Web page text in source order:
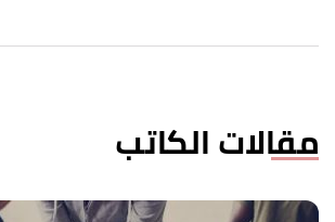
مقالات الكاتب